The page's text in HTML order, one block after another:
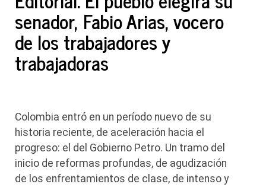
senador, Fabio Arias, vocero
de los trabajadores y
trabajadoras
Colombia entró en un período nuevo de su
historia reciente, de aceleración hacia el
progreso: el del Gobierno Petro. Un tramo del
inicio de reformas profundas, de agudización
de los enfrentamientos de clase, de intenso y